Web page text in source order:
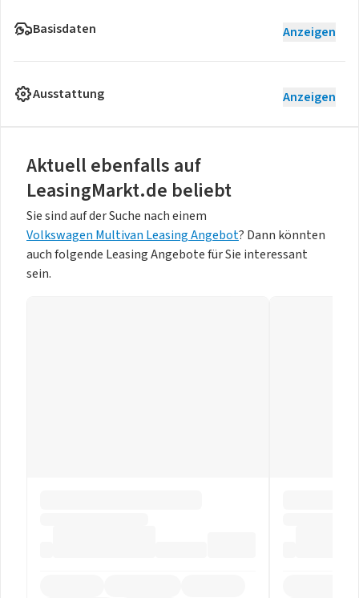
Basisdaten Anzeigen
Ausstattung Anzeigen
Aktuell ebenfalls auf
LeasingMarkt.de beliebt
Sie sind auf der Suche nach einem
Volkswagen Multivan Leasing Angebot? Dann könnten
auch folgende Leasing Angebote für Sie interessant
sein.